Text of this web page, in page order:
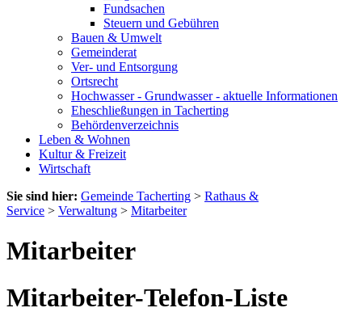
Fundsachen
Steuern und Gebühren
Bauen & Umwelt
Gemeinderat
Ver- und Entsorgung
Ortsrecht
Hochwasser - Grundwasser - aktuelle Informationen
Eheschließungen in Tacherting
Behördenverzeichnis
Leben & Wohnen
Kultur & Freizeit
Wirtschaft
Sie sind hier: Gemeinde Tacherting > Rathaus &
Service > Verwaltung > Mitarbeiter
Mitarbeiter
Mitarbeiter-Telefon-Liste